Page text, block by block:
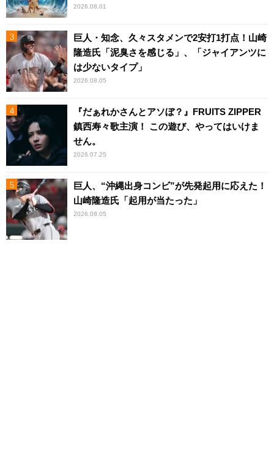
2026.08.01
巨人・知念、久々スタメンで2安打1打点！山崎
隆造氏「泥臭さを感じる」、「ジャイアンツに
は少ないタイプ」
2026.08.05
『だぁれかさんとアソぼ？』FRUITS ZIPPER
鎮西寿々歌主演！ この遊び、やってはいけま
せん。
2026.07.25
巨人、“沖縄出身コンビ”が先発起用に応えた！
山崎隆造氏「起用が当たった」
2026.08.05